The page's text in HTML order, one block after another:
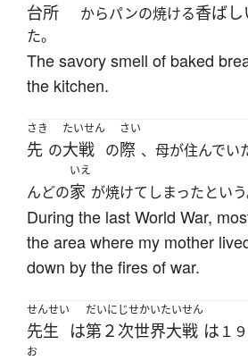
台所 からパンの焼ける香ばし
た。
The savory smell of baked
the kitchen.
さき
先 の
たいせん
大戦 の
さい
際 、母が住んでい
んどの
いえ
家 が焼けてしまったという
During the last World War,
the area where my mother
down by the fires of war.
せんせい
先生 は
だいにじせかいたいせん
第２次世界大戦 は １
お